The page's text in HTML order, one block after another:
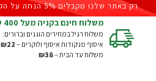
רק באתר שלנו מקבלים 5% הנחה על הקנייה הבאה |
משלוח חינם בקניה מעל 400 ש"ח | דרך איפוסט עד 5 ק"ג
משלוח רגיל במחירים הוגנים וברורים:
איסוף מנקודות איסוף ולוקרים – ₪22
משלוח עד הבית –₪38